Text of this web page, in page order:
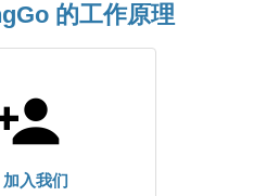
的工作原理
加入我们